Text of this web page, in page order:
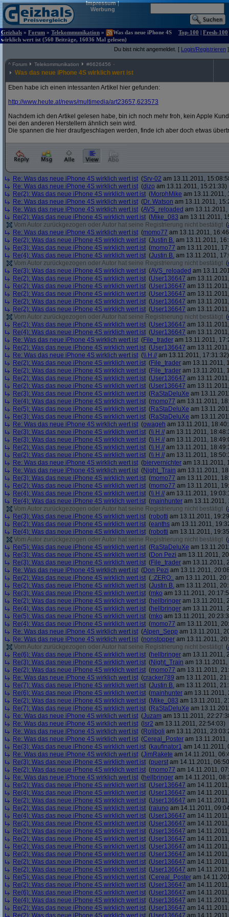
Impressum|
Werbung
Geizhals » Forum » Telekommunikation »
Was das neue iPhone 4S
wirklich wert ist (560 Beiträge, 16036 Mal gelesen)
Top-100 | Fresh-100
Du bist nicht angemeldet. [ Login/Registrieren ]
^ Forum Telekommunikation #6626456
Was das neue iPhone 4S wirklich wert ist
Eben habe ich einen intessanten Artikel hier gefunden:
http://www.heute.at/news/multimedia/art23657,623573
Nachdem ich den Artikel gelesen habe, bin ich noch mehr froh, kein Apple
bei den anderen Herstellern ähnlich sein wird.
Die spannen die hier draufgeschlagen werden, finde ich aber doch etwas
Re: Was das neue iPhone 4S wirklich wert ist (Srv-02 am 13.11.2011,
Re: Was das neue iPhone 4S wirklich wert ist (dizo am 13.11.2011, 15:21:33)
Re(2): Was das neue iPhone 4S wirklich wert ist (MorphMike am 13.11.2011,
Re: Was das neue iPhone 4S wirklich wert ist (Dr. Watson am 13.11.2011,
Re: Was das neue iPhone 4S wirklich wert ist (AVS_reloaded am
Re(2): Was das neue iPhone 4S wirklich wert ist (Mike_083 am 13.11.2011,
Vom Autor zurückgezogen oder Autor hat seine Registrierung nicht bestätigt (
Re: Was das neue iPhone 4S wirklich wert ist (momo77 am 13.11.2011,
Re(2): Was das neue iPhone 4S wirklich wert ist (Justin B. am 13.11.2011,
Re(3): Was das neue iPhone 4S wirklich wert ist (momo77 am 13.11.2011,
Re(4): Was das neue iPhone 4S wirklich wert ist (Justin B. am 13.11.2011,
Vom Autor zurückgezogen oder Autor hat seine Registrierung nicht bestätigt (
Re(3): Was das neue iPhone 4S wirklich wert ist (AVS_reloaded am
Re(2): Was das neue iPhone 4S wirklich wert ist (User136647 am
Re(2): Was das neue iPhone 4S wirklich wert ist (User136647 am
Re(2): Was das neue iPhone 4S wirklich wert ist (User136647 am
Re(2): Was das neue iPhone 4S wirklich wert ist (User136647 am
Re(2): Was das neue iPhone 4S wirklich wert ist (User136647 am
Vom Autor zurückgezogen oder Autor hat seine Registrierung nicht bestätigt (
Re(2): Was das neue iPhone 4S wirklich wert ist (User136647 am
Re(4): Was das neue iPhone 4S wirklich wert ist (User136647 am
Re: Was das neue iPhone 4S wirklich wert ist (File_trader am 13.11.2011,
Re(2): Was das neue iPhone 4S wirklich wert ist (User136647 am
Re: Was das neue iPhone 4S wirklich wert ist (\\ H // am 13.11.2011, 17:31:32)
Re(2): Was das neue iPhone 4S wirklich wert ist (File_trader am 13.11.2011,
Re(2): Was das neue iPhone 4S wirklich wert ist (File_trader am 13.11.2011,
Re(2): Was das neue iPhone 4S wirklich wert ist (User136647 am
Re(2): Was das neue iPhone 4S wirklich wert ist (User136647 am
Re(3): Was das neue iPhone 4S wirklich wert ist (RaStaDeluXe am
Re(4): Was das neue iPhone 4S wirklich wert ist (momo77 am 13.11.2011,
Re(5): Was das neue iPhone 4S wirklich wert ist (RaStaDeluXe am
Re(3): Was das neue iPhone 4S wirklich wert ist (RaStaDeluXe am
Re: Was das neue iPhone 4S wirklich wert ist (owageh am 13.11.2011,
Re(3): Was das neue iPhone 4S wirklich wert ist (\\ H // am 13.11.2011,
Re(3): Was das neue iPhone 4S wirklich wert ist (\\ H // am 13.11.2011,
Re(2): Was das neue iPhone 4S wirklich wert ist (\\ H // am 13.11.2011,
Re(2): Was das neue iPhone 4S wirklich wert ist (\\ H // am 13.11.2011,
Re: Was das neue iPhone 4S wirklich wert ist (biervernichter am 13.11.2011,
Re: Was das neue iPhone 4S wirklich wert ist (Night_Train am 13.11.2011,
Re(3): Was das neue iPhone 4S wirklich wert ist (momo77 am 13.11.2011,
Re(2): Was das neue iPhone 4S wirklich wert ist (momo77 am 13.11.2011,
Re(4): Was das neue iPhone 4S wirklich wert ist (\\ H // am 13.11.2011,
Re(4): Was das neue iPhone 4S wirklich wert ist (mainhunter am 13.11.2011,
Vom Autor zurückgezogen oder Autor hat seine Registrierung nicht bestätigt (
Re(3): Was das neue iPhone 4S wirklich wert ist (robotti am 13.11.2011,
Re(2): Was das neue iPhone 4S wirklich wert ist (eanths am 13.11.2011,
Re(4): Was das neue iPhone 4S wirklich wert ist (robotti am 13.11.2011,
Vom Autor zurückgezogen oder Autor hat seine Registrierung nicht bestätigt (
Re(5): Was das neue iPhone 4S wirklich wert ist (RaStaDeluXe am
Re(3): Was das neue iPhone 4S wirklich wert ist (Don Pezi am 13.11.2011,
Re(3): Was das neue iPhone 4S wirklich wert ist (File_trader am 13.11.2011,
Re: Was das neue iPhone 4S wirklich wert ist (Don Pezi am 13.11.2011,
Re(2): Was das neue iPhone 4S wirklich wert ist (.:ZERO:. am 13.11.2011,
Re(2): Was das neue iPhone 4S wirklich wert ist (Justin B. am 13.11.2011,
Re(3): Was das neue iPhone 4S wirklich wert ist (mko am 13.11.2011,
Re(2): Was das neue iPhone 4S wirklich wert ist (hellbringer am 13.11.2011,
Re(4): Was das neue iPhone 4S wirklich wert ist (hellbringer am 13.11.2011,
Re(5): Was das neue iPhone 4S wirklich wert ist (mko am 13.11.2011,
Re(4): Was das neue iPhone 4S wirklich wert ist (momo77 am 13.11.2011,
Re: Was das neue iPhone 4S wirklich wert ist (Alpen_Sepp am 13.11.2011,
Re: Was das neue iPhone 4S wirklich wert ist (nonstopper am 13.11.2011,
Vom Autor zurückgezogen oder Autor hat seine Registrierung nicht bestätigt (
Re(6): Was das neue iPhone 4S wirklich wert ist (hellbringer am 13.11.2011,
Re(3): Was das neue iPhone 4S wirklich wert ist (Night_Train am
Re(2): Was das neue iPhone 4S wirklich wert ist (momo77 am 13.11.2011,
Re: Was das neue iPhone 4S wirklich wert ist (cracker789 am 13.11.2011,
Re(7): Was das neue iPhone 4S wirklich wert ist (Justin B. am 13.11.2011,
Re(6): Was das neue iPhone 4S wirklich wert ist (mainhunter am 13.11.2011,
Re(2): Was das neue iPhone 4S wirklich wert ist (Mike_083 am 13.11.2011,
Re(7): Was das neue iPhone 4S wirklich wert ist (RaStaDeluXe am
Re: Was das neue iPhone 4S wirklich wert ist (Juzam am 13.11.2011,
Re: Was das neue iPhone 4S wirklich wert ist ( lsr2 am 13.11.2011, 22:54:03)
Re: Was das neue iPhone 4S wirklich wert ist (Roliboli am 13.11.2011,
Re: Was das neue iPhone 4S wirklich wert ist (Cereal_Poster am
Re(3): Was das neue iPhone 4S wirklich wert ist (kaufinator1 am 14.11.2011,
Re: Was das neue iPhone 4S wirklich wert ist (JimRakete am 14.11.2011,
Re(3): Was das neue iPhone 4S wirklich wert ist (puerst am 14.11.2011,
Re(2): Was das neue iPhone 4S wirklich wert ist (momo77 am 14.11.2011,
Re: Was das neue iPhone 4S wirklich wert ist (hellbringer am 14.11.2011,
Re(2): Was das neue iPhone 4S wirklich wert ist (User136647 am
Re(4): Was das neue iPhone 4S wirklich wert ist (User136647 am
Re(2): Was das neue iPhone 4S wirklich wert ist (User136647 am
Re(2): Was das neue iPhone 4S wirklich wert ist (raiuno am 14.11.2011,
Re(4): Was das neue iPhone 4S wirklich wert ist (User136647 am
Re(2): Was das neue iPhone 4S wirklich wert ist (User136647 am
Re(2): Was das neue iPhone 4S wirklich wert ist (User136647 am
Re(2): Was das neue iPhone 4S wirklich wert ist (User136647 am
Re(2): Was das neue iPhone 4S wirklich wert ist (User136647 am
Re(2): Was das neue iPhone 4S wirklich wert ist (User136647 am
Re(2): Was das neue iPhone 4S wirklich wert ist (User136647 am
Re(2): Was das neue iPhone 4S wirklich wert ist (User136647 am
Re(5): Was das neue iPhone 4S wirklich wert ist (Cereal_Poster am
Re(2): Was das neue iPhone 4S wirklich wert ist (User136647 am
Re(6): Was das neue iPhone 4S wirklich wert ist (User136647 am
Re(4): Was das neue iPhone 4S wirklich wert ist (User136647 am
Re(2): Was das neue iPhone 4S wirklich wert ist (User136647 am
Re(2): Was das neue iPhone 4S wirklich wert ist (User136647 am